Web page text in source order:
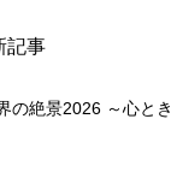
記事
の絶景2026 ～心とき